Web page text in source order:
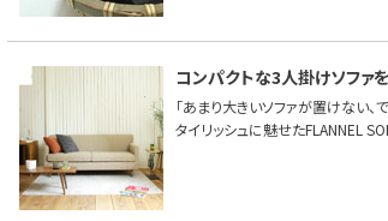
コンパクトな3人掛けソファ
「あまり大きいソファが置けない
タイリッシュに魅せたFLANNEL